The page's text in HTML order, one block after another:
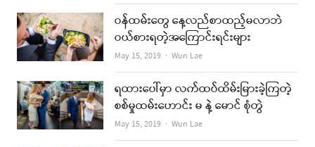
ဝန်ထမ်းတွေ နေ့လည်စာထည့်မလာဘဲ
ဝယ်စားရတဲ့အကြောင်းရင်းများ
May 15, 2019 Author
Wun Lae
ရထားပေါ်မှာ လက်ထပ်ထိမ်းမြားခဲ့ကြတဲ့
စစ်မှုထမ်းဟောင်း မ နဲ့ မောင် စုံတွဲ
May 15, 2019 Author
Wun Lae